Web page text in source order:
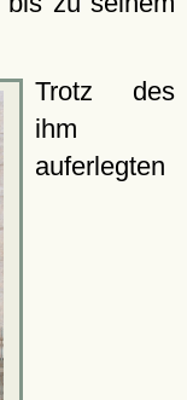
Trotz des
ihm
auferlegten